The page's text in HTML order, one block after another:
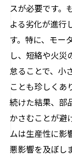
スが必要です。
よる劣化が進行
す。特に、モー
し、短絡や火災
怠ることで、小
ことも珍しくあ
続けた結果、部
かさむことが避
ムは生産性に影
悪影響を及ぼし